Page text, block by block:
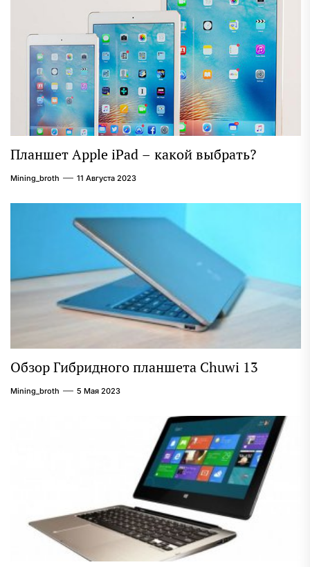
Планшет Apple iPad – какой выбрать?
Mining_broth 11 Августа 2023
Обзор Гибридного планшета Chuwi 13
Mining_broth 5 Мая 2023